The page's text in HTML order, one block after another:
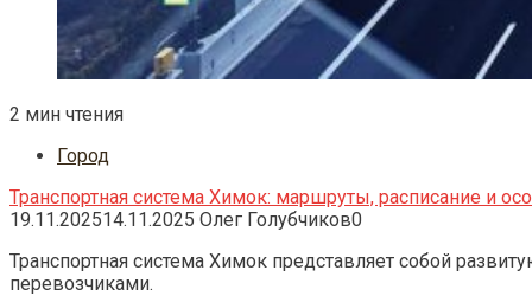
2 мин чтения
Город
Транспортная система Химок: маршруты, расписание и
19.11.202514.11.2025 Олег Голубчиков0
Транспортная система Химок представляет собой
перевозчиками.